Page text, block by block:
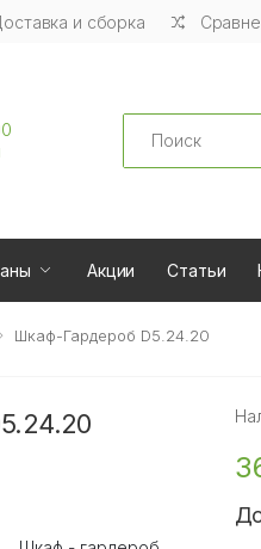
и сборка
Search
Акции Статьи
Шкаф-Гардероб D5.24.20